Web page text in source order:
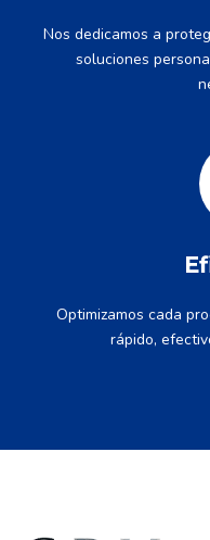
Nos dedicamos a
soluciones
Optimizamos cada
rápido,